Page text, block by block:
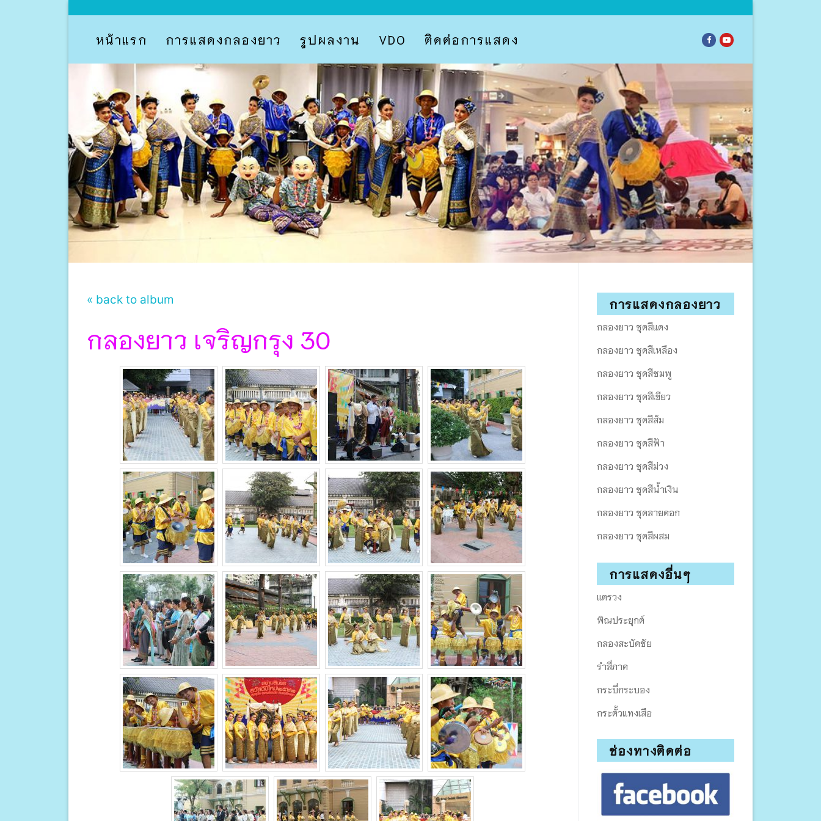
contentหน้าแรก การแสดงกลองยาว รูปผลงาน VDO ติดต่อการแสดง
« back to album
กลองยาว เจริญกรุง 30
การแสดงกลองยาว
กลองยาว ชุดสีแดง
กลองยาว ชุดสีเหลือง
กลองยาว ชุดสีชมพู
กลองยาว ชุดสีเขียว
กลองยาว ชุดสีส้ม
กลองยาว ชุดสีฟ้า
กลองยาว ชุดสีม่วง
กลองยาว ชุดสีน้ำเงิน
กลองยาว ชุดลายดอก
กลองยาว ชุดสีผสม
การแสดงอื่นๆ
แตรวง
พิณประยุกต์
กลองสะบัดชัย
รำสี่ภาค
กระบี่กระบอง
กระตั้วแทงเสือ
ช่องทางติดต่อ